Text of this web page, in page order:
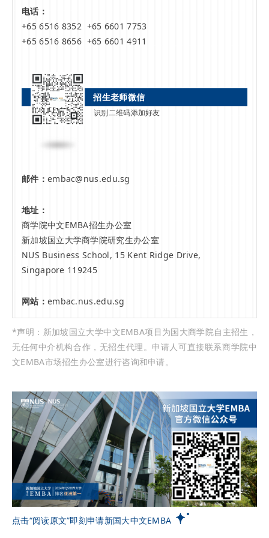
电话：
+65 6516 8352 +65 6601 7753
+65 6516 8656 +65 6601 4911
招生老师微信
识别二维码添加好友
邮件： embac@nus.edu.sg
地址：
商学院中文EMBA招生办公室
新加坡国立大学商学院研究生办公室
NUS Business School, 15 Kent Ridge Drive,
Singapore 119245
网站： embac.nus.edu.sg
*声明：新加坡国立大学中文EMBA项目为国大商学院自主招生，
无任何中介机构合作，无招生代理。申请人可直接联系商学院中
文EMBA市场招生办公室进行咨询和申请。
点击“阅读原文”即刻申请新国大中文EMBA